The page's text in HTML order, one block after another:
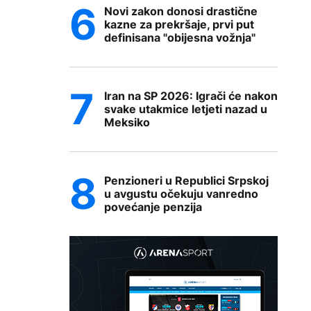
Novi zakon donosi drastične
kazne za prekršaje, prvi put
definisana "obijesna vožnja"
Iran na SP 2026: Igrači će nakon
svake utakmice letjeti nazad u
Meksiko
Penzioneri u Republici Srpskoj
u avgustu očekuju vanredno
povećanje penzija